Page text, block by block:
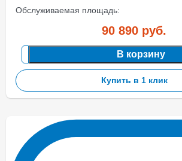
Обслуживаемая площадь:
90 890 руб.
В корзину
Купить в 1 клик